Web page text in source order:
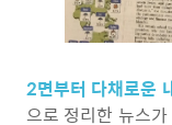
2면부터 다채로운
으로 정리한 뉴스